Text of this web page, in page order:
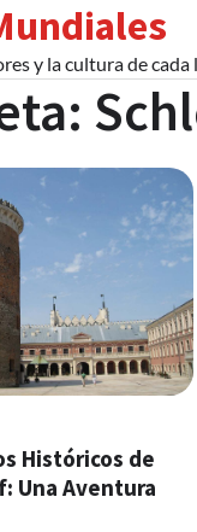
y la cultura de
Históricos de
Una Aventura